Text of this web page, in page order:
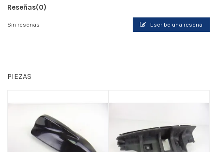
Reseñas(0)
Sin reseñas Escribe una reseña
PIEZAS